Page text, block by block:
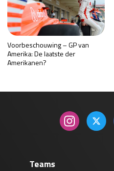
Voorbeschouwing – GP van
Amerika: De laatste der
Amerikanen?
Teams